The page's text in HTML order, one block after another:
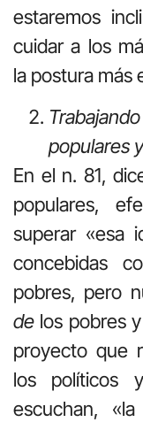
estaremos
cuidar a los
la postura más
Trabajando
populares y
En el n. 81,
populares,
superar «esa
concebidas
pobres, pero
de los pobres
proyecto que
los políticos
escuchan,